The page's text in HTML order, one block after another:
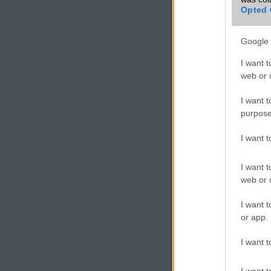
Opted
Google
I want
web or
I want
I want
I want
web or
I want
or app.
I want